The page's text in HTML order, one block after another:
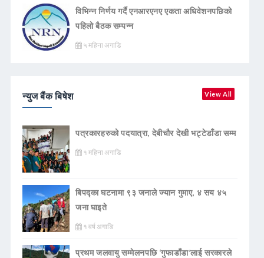
विभिन्न निर्णय गर्दै एनआरएनए एकता अधिवेशनपछिको
पहिलो बैठक सम्पन्न
५ महिना अगाडि
न्युज बैंक बिषेश View All
पत्रकारहरुको पदयात्रा, देबीचौर देखी भट्टेडाँडा सम्म
१ महिना अगाडि
बिपद्का घटनामा ९३ जनाले ज्यान गुमाए, ४ सय ४५
जना घाइते
१ वर्ष अगाडि
प्रथम जलवायु सम्मेलनपछि ‘गुफाडाँडा’लाई सरकारले